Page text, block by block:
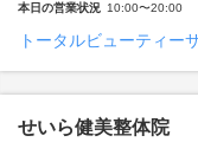
本日の営業状況 10:00〜20:00
トータルビューティー
せいら健美整体院